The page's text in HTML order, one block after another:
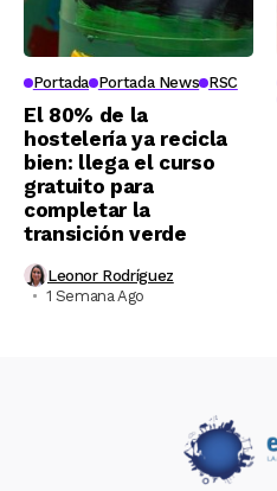
Portada Portada News RSC
El 80% de la
hostelería ya recicla
bien: llega el curso
gratuito para
completar la
transición verde
Leonor Rodríguez
1 Semana Ago